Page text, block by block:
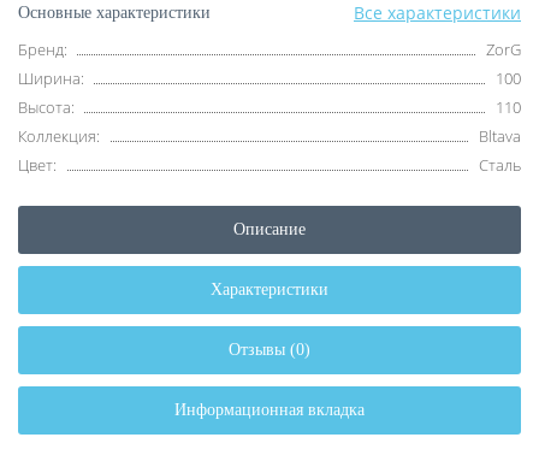
Основные характеристики Все характеристики
Бренд:
ZorG
Ширина:
100
Высота:
110
Коллекция:
Bltava
Цвет:
Cталь
Описание
Характеристики
Отзывы (0)
Информационная вкладка